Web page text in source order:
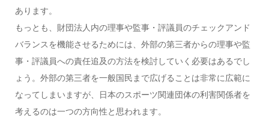
あります。
もっとも、財団法人内の理事や監事・評議員のチェックアンド
バランスを機能させるためには、外部の第三者からの理事や監
事・評議員への責任追及の方法を検討していく必要はあるでし
ょう。外部の第三者を一般国民まで広げることは非常に広範に
なってしまいますが、日本のスポーツ関連団体の利害関係者を
考えるのは一つの方向性と思われます。